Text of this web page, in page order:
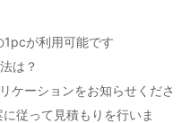
1pcが利用可能です
は？
ケーションをお知らせくださ
従って見積もりを行いま